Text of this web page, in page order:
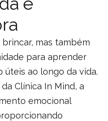
mas também
para aprender
úteis ao longo da vida.
Clínica In Mind, a
emocional